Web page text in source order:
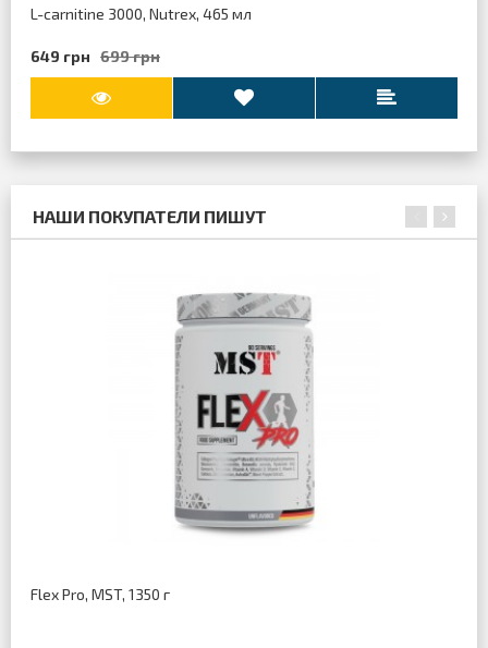
L-carnitine 3000, Nutrex, 465 мл
649 грн 699 грн
НАШИ ПОКУПАТЕЛИ ПИШУТ
Flex Pro, MST, 1350 г